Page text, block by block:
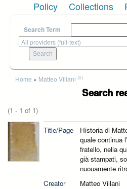
Policy Collections
Search Term
You are here
Home » Matteo Villani (x)
Search
(1 - 1 of 1)
Title/Page
Historia di
quale continua
fratello, nella
già stampati,
nuouamente
Creator
Matteo Villani